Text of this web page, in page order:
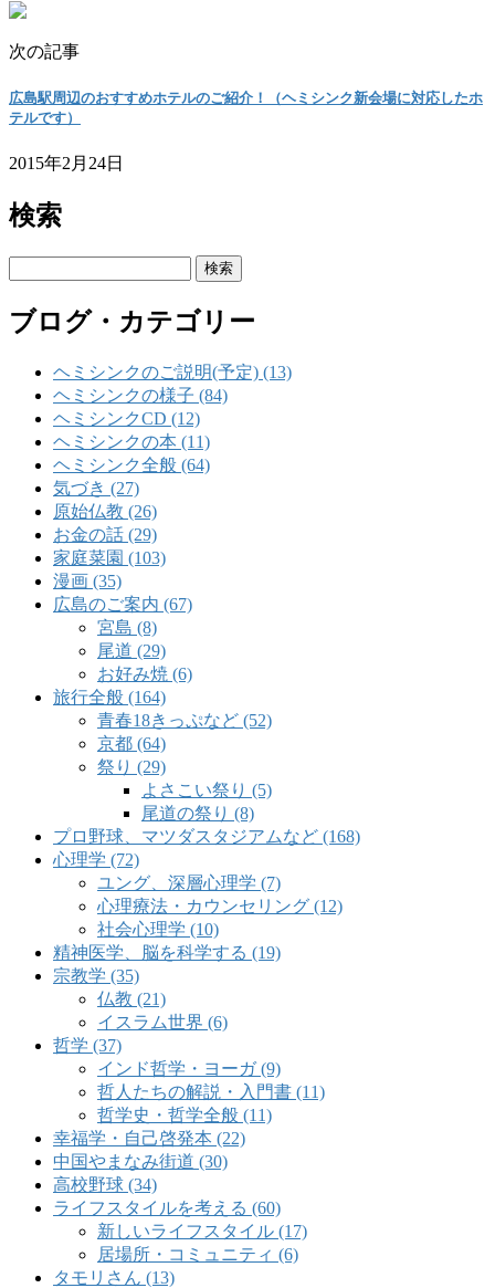
次の記事
広島駅周辺のおすすめホテルのご紹介！（ヘミシンク新会場に対応したホ
テルです）
2015年2月24日
検索
ブログ・カテゴリー
ヘミシンクのご説明(予定) (13)
ヘミシンクの様子 (84)
ヘミシンクCD (12)
ヘミシンクの本 (11)
ヘミシンク全般 (64)
気づき (27)
原始仏教 (26)
お金の話 (29)
家庭菜園 (103)
漫画 (35)
広島のご案内 (67)
宮島 (8)
尾道 (29)
お好み焼 (6)
旅行全般 (164)
青春18きっぷなど (52)
京都 (64)
祭り (29)
よさこい祭り (5)
尾道の祭り (8)
プロ野球、マツダスタジアムなど (168)
心理学 (72)
ユング、深層心理学 (7)
心理療法・カウンセリング (12)
社会心理学 (10)
精神医学、脳を科学する (19)
宗教学 (35)
仏教 (21)
イスラム世界 (6)
哲学 (37)
インド哲学・ヨーガ (9)
哲人たちの解説・入門書 (11)
哲学史・哲学全般 (11)
幸福学・自己啓発本 (22)
中国やまなみ街道 (30)
高校野球 (34)
ライフスタイルを考える (60)
新しいライフスタイル (17)
居場所・コミュニティ (6)
タモリさん (13)